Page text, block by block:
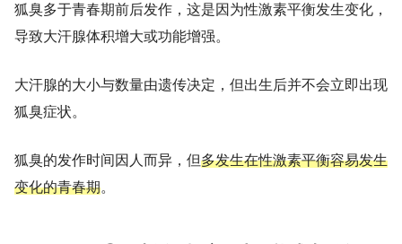
狐臭多于青春期前后发作，这是因为性激素平衡发生变化，
导致大汗腺体积增大或功能增强。
大汗腺的大小与数量由遗传决定，但出生后并不会立即出现
狐臭症状。
狐臭的发作时间因人而异，但多发生在性激素平衡容易发生
变化的青春期。